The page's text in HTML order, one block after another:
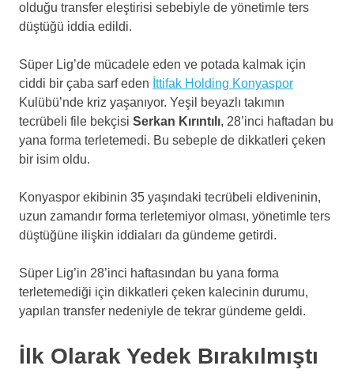
olduğu transfer eleştirisi sebebiyle de yönetimle ters
düştüğü iddia edildi.
Süper Lig’de mücadele eden ve potada kalmak için
ciddi bir çaba sarf eden İttifak Holding Konyaspor
Kulübü’nde kriz yaşanıyor. Yeşil beyazlı takımın
tecrübeli file bekçisi Serkan Kırıntılı, 28’inci haftadan bu
yana forma terletemedi. Bu sebeple de dikkatleri çeken
bir isim oldu.
Konyaspor ekibinin 35 yaşındaki tecrübeli eldiveninin,
uzun zamandır forma terletemiyor olması, yönetimle ters
düştüğüne ilişkin iddiaları da gündeme getirdi.
Süper Lig’in 28’inci haftasından bu yana forma
terletemediği için dikkatleri çeken kalecinin durumu,
yapılan transfer nedeniyle de tekrar gündeme geldi.
İlk Olarak Yedek Bırakılmıştı